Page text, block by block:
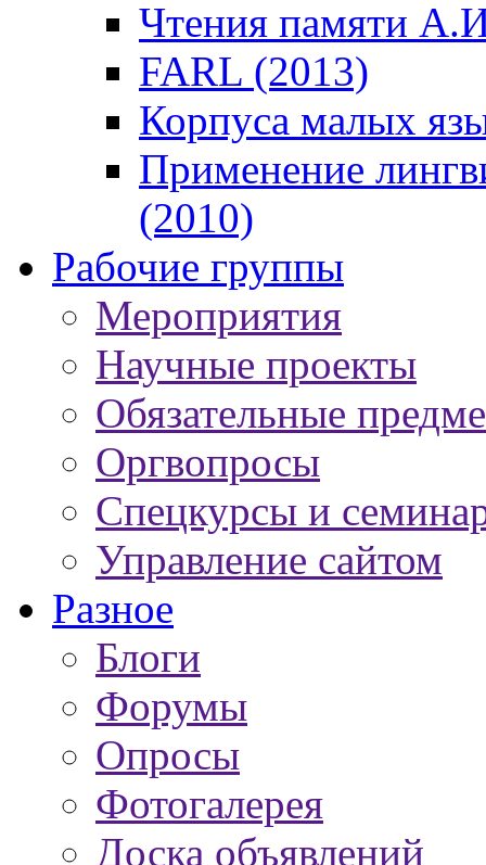
Чтения памяти
FARL (2013)
Корпуса малых
Применение
(2010)
Рабочие группы
Мероприятия
Научные проекты
Обязательные
Оргвопросы
Спецкурсы и
Управление сайтом
Разное
Блоги
Форумы
Опросы
Фотогалерея
Доска объявлений